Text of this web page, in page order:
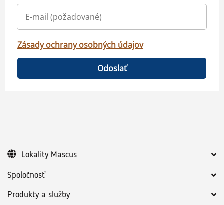
Zásady ochrany osobných údajov
Odoslať
Spoločnosť
Produkty a služby
Lokality Mascus